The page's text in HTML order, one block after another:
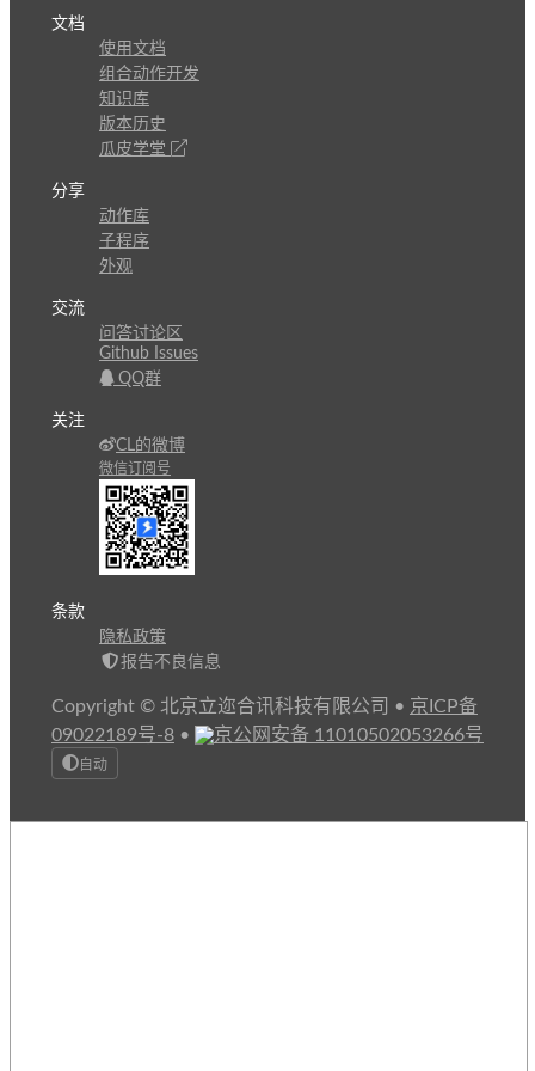
文档
使用文档
组合动作开发
知识库
版本历史
瓜皮学堂
分享
动作库
子程序
外观
交流
问答讨论区
Github Issues
QQ群
关注
CL的微博
微信订阅号
条款
隐私政策
报告不良信息
Copyright © 北京立迩合讯科技有限公司 • 京ICP备
09022189号-8 • 京公网安备 11010502053266号
自动